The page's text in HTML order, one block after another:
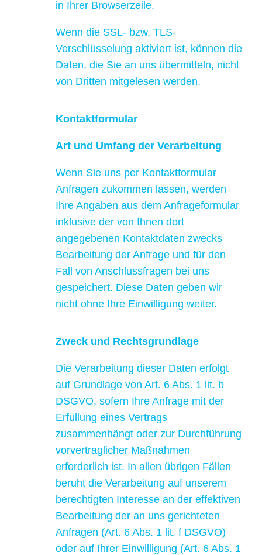
in Ihrer Browserzeile.
Wenn die SSL- bzw. TLS-
Verschlüsselung aktiviert ist, können die
Daten, die Sie an uns übermitteln, nicht
von Dritten mitgelesen werden.
Kontaktformular
Art und Umfang der Verarbeitung
Wenn Sie uns per Kontaktformular
Anfragen zukommen lassen, werden
Ihre Angaben aus dem Anfrageformular
inklusive der von Ihnen dort
angegebenen Kontaktdaten zwecks
Bearbeitung der Anfrage und für den
Fall von Anschlussfragen bei uns
gespeichert. Diese Daten geben wir
nicht ohne Ihre Einwilligung weiter.
Zweck und Rechtsgrundlage
Die Verarbeitung dieser Daten erfolgt
auf Grundlage von Art. 6 Abs. 1 lit. b
DSGVO, sofern Ihre Anfrage mit der
Erfüllung eines Vertrags
zusammenhängt oder zur Durchführung
vorvertraglicher Maßnahmen
erforderlich ist. In allen übrigen Fällen
beruht die Verarbeitung auf unserem
berechtigten Interesse an der effektiven
Bearbeitung der an uns gerichteten
Anfragen (Art. 6 Abs. 1 lit. f DSGVO)
oder auf Ihrer Einwilligung (Art. 6 Abs. 1